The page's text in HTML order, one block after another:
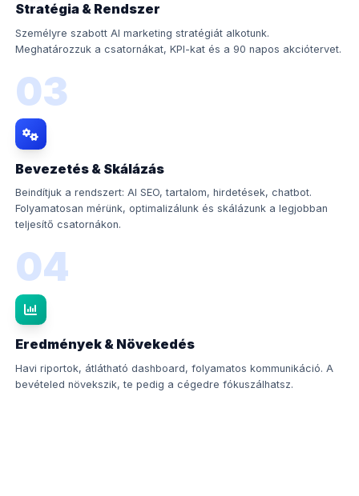
Stratégia & Rendszer
Személyre szabott AI marketing stratégiát alkotunk.
Meghatározzuk a csatornákat, KPI-kat és a 90 napos akciótervet.
03
Bevezetés & Skálázás
Beindítjuk a rendszert: AI SEO, tartalom, hirdetések, chatbot.
Folyamatosan mérünk, optimalizálunk és skálázunk a legjobban
teljesítő csatornákon.
04
Eredmények & Növekedés
Havi riportok, átlátható dashboard, folyamatos kommunikáció. A
bevételed növekszik, te pedig a cégedre fókuszálhatsz.